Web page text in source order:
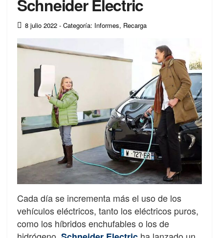
Schneider Electric
8 julio 2022 - Categoría: Informes, Recarga
Cada día se incrementa más el uso de los
vehículos eléctricos, tanto los eléctricos puros,
como los híbridos enchufables o los de